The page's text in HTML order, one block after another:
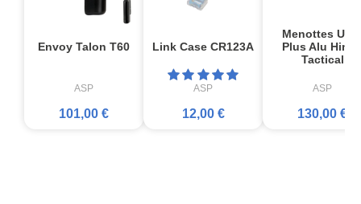
Envoy Talon T60
ASP
101,00 €
Link Case CR123A
ASP
12,00 €
Menottes
Plus Alu
Tactical
ASP
130,00 €